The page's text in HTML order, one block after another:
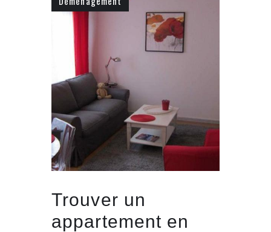
Trouver un
appartement en